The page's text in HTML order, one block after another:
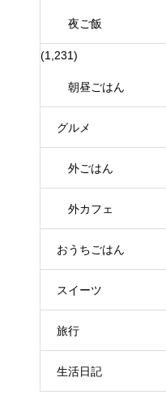
夜ご飯
(1,231)
朝昼ごはん
グルメ
外ごはん
外カフェ
おうちごはん
スイーツ
旅行
生活日記